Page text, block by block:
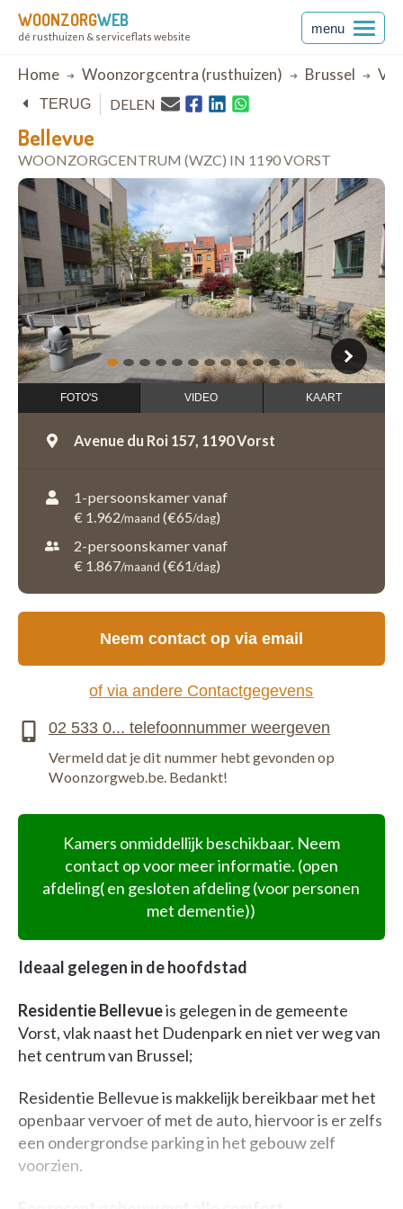
WOONZORGWEB
dé rusthuizen & serviceflats website
menu
Breadcrumb
Home Woonzorgcentra (rusthuizen) Brussel
Bellevue
WOONZORGCENTRUM (WZC) IN 1190 VORST
TERUG DELEN
1 2 3 4 5 6 7 8 9 101112
open in Google Maps
FOTO'S VIDEO KAART
Avenue du Roi 157, 1190 Vorst
1-persoonskamer vanaf
€ 1.962/maand (€65/dag)
2-persoonskamer vanaf
€ 1.867/maand (€61/dag)
Kamers onmiddellijk beschikbaar. Neem
contact op voor meer informatie. (open
afdeling( en gesloten afdeling (voor personen
met dementie))
Ideaal gelegen in de hoofdstad
Residentie Bellevueis gelegen in de gemeente
Vorst, vlak naast het Dudenpark en niet ver weg van
het centrum van Brussel;
Residentie Bellevue is makkelijk bereikbaar met het
openbaar vervoer of met de auto, hiervoor is er zelfs
een ondergrondse parking in het gebouw zelf
voorzien.
Neem contact op via email
of via andere Contactgegevens
Vermeld dat je dit nummer hebt gevonden op
Woonzorgweb.be. Bedankt!